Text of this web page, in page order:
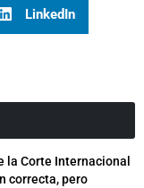
LinkedIn
la Corte Internacional
correcta, pero